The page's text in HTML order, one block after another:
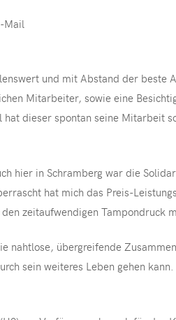
Mail
und mit Abstand der
Mitarbeiter, sowie eine
dieser spontan seine Mitarbeit
hier in Schramberg war die
hat mich das Preis-
zeitaufwendigen Tampondruck
nahtlose, übergreifende
sein weiteres Leben gehen kann.